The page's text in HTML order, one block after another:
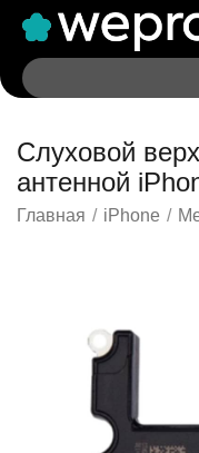
Слуховой
антенной
Главная / iPhone /